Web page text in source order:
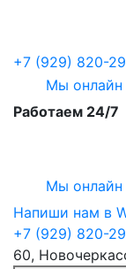
+7 (929) 820-
Мы онлайн
Работаем 24/7
Мы онлайн
Напиши нам в
+7 (929) 820-
60,